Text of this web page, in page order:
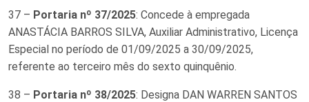
37 – Portaria nº 37/2025: Concede à empregada
ANASTÁCIA BARROS SILVA, Auxiliar Administrativo, Licença
Especial no período de 01/09/2025 a 30/09/2025,
referente ao terceiro mês do sexto quinquênio.
38 – Portaria nº 38/2025: Designa DAN WARREN SANTOS